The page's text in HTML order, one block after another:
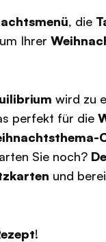
, die
Ihrer
wird zu
perfekt für die
Sie noch?
und
!